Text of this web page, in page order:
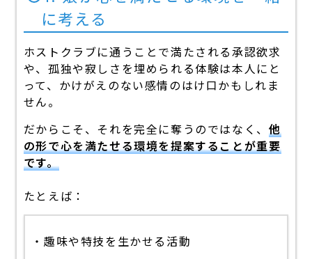
に考える
ホストクラブに通うことで満たされる承認欲求
や、孤独や寂しさを埋められる体験は本人にと
って、かけがえのない感情のはけ口かもしれま
せん。
だからこそ、それを完全に奪うのではなく、 他
の形で心を満たせる環境を提案することが重要
です。
たとえば：
・趣味や特技を生かせる活動